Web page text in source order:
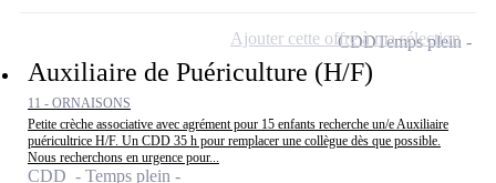
Auxiliaire de Puériculture (H/F)
11 - ORNAISONS
Petite crèche associative avec agrément pour 15 enfants recherche un/e Auxiliaire
puéricultrice H/F. Un CDD 35 h pour remplacer une collègue dès que possible.
Nous recherchons en urgence pour...
CDD - Temps plein
CDDTemps plein
Ajouter cette offre à ma sélection